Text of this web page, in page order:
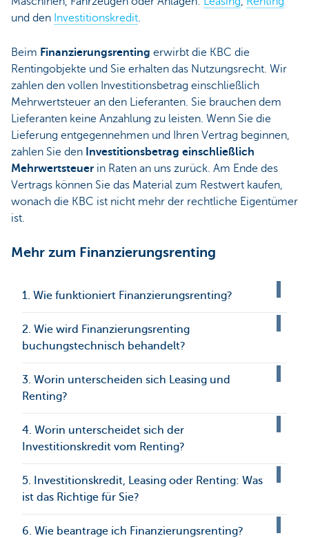
und den Investitionskredit
Beim Finanzierungsrenting erwirbt die KBC die
Rentingobjekte und Sie erhalten das Nutzungsrecht. Wir
zahlen den vollen Investitionsbetrag einschließlich
Mehrwertsteuer an den Lieferanten. Sie brauchen dem
Lieferanten keine Anzahlung zu leisten. Wenn Sie die
Lieferung entgegennehmen und Ihren Vertrag beginnen,
zahlen Sie den Investitionsbetrag einschließlich
Mehrwertsteuer in Raten an uns zurück. Am Ende des
Vertrags können Sie das Material zum Restwert kaufen,
wonach die KBC ist nicht mehr der rechtliche Eigentümer
ist.
Mehr zum Finanzierungsrenting
1. Wie funktioniert Finanzierungsrenting?
2. Wie wird Finanzierungsrenting
buchungstechnisch behandelt?
3. Worin unterscheiden sich Leasing und
Renting?
4. Worin unterscheidet sich der
Investitionskredit vom Renting?
5. Investitionskredit, Leasing oder Renting: Was
ist das Richtige für Sie?
6. Wie beantrage ich Finanzierungsrenting?